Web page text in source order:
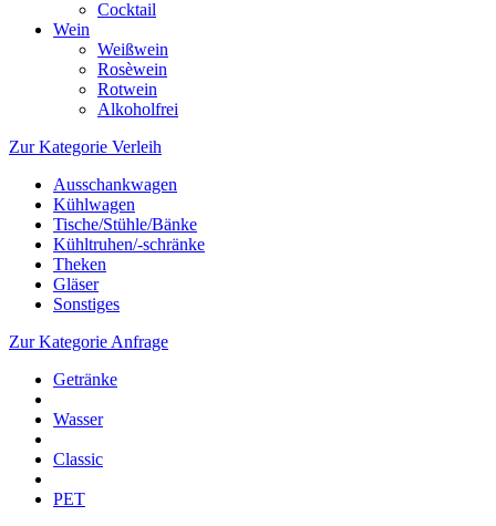
Cocktail
Wein
Weißwein
Rosèwein
Rotwein
Alkoholfrei
Zur Kategorie Verleih
Ausschankwagen
Kühlwagen
Tische/Stühle/Bänke
Kühltruhen/-schränke
Theken
Gläser
Sonstiges
Zur Kategorie Anfrage
Getränke
Wasser
Classic
PET